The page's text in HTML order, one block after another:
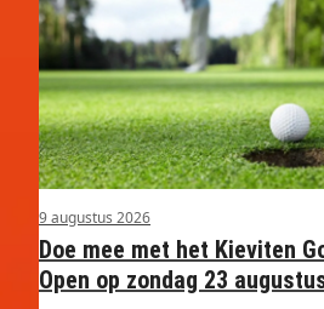
9 augustus 2026
Doe mee met het Kieviten
Open op zondag 23